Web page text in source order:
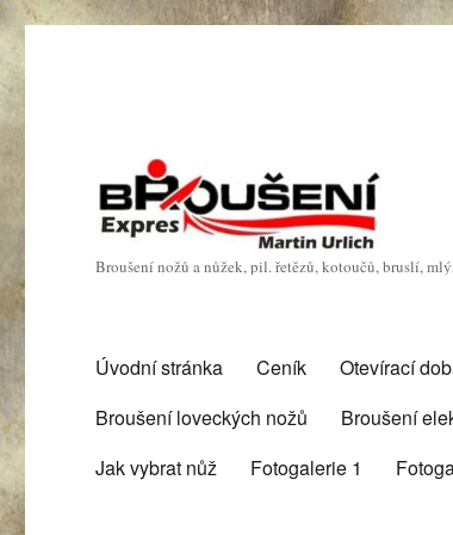
Broušení nožů a nůžek, pil. řetězů, kotoučů, bruslí,
Úvodní stránka Ceník Otevírací
Broušení loveckých nožů
Broušení
Jak vybrat nůž
Fotogalerie 1